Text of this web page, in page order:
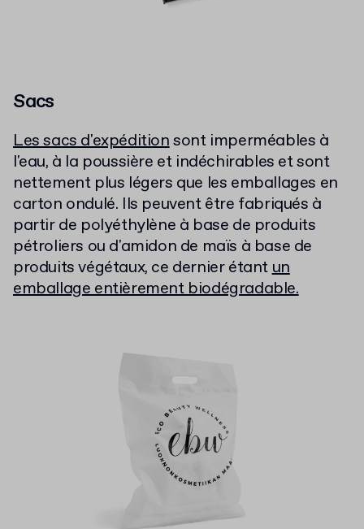
Sacs
Les sacs d'expéditionsont imperméables à
l'eau, à la poussière et indéchirables et sont
nettement plus légers que les emballages en
carton ondulé. Ils peuvent être fabriqués à
partir de polyéthylène à base de produits
pétroliers ou d'amidon de maïs à base de
produits végétaux, ce dernier étantun
emballage entièrement biodégradable.